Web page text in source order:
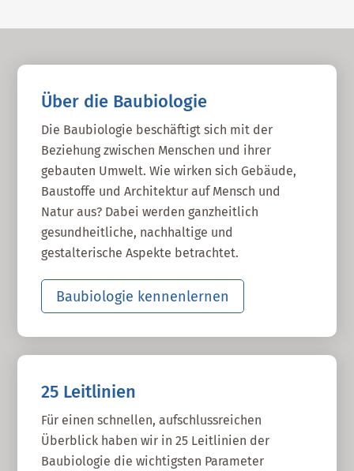
Über die Baubiologie
Die Baubiologie beschäftigt sich mit der
Beziehung zwischen Menschen und ihrer
gebauten Umwelt. Wie wirken sich Gebäude,
Baustoffe und Architektur auf Mensch und
Natur aus? Dabei werden ganzheitlich
gesundheitliche, nachhaltige und
gestalterische Aspekte betrachtet.
Baubiologie kennenlernen
25 Leitlinien
Für einen schnellen, aufschlussreichen
Überblick haben wir in 25 Leitlinien der
Baubiologie die wichtigsten Parameter